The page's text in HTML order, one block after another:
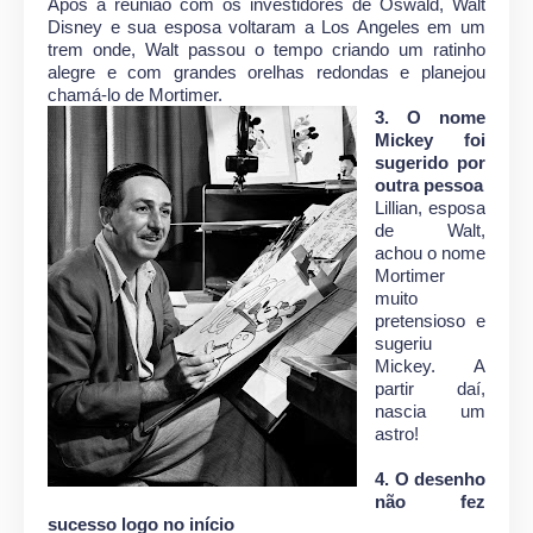
Após a reunião com os investidores de Oswald, Walt
Disney e sua esposa voltaram a Los Angeles em um
trem onde, Walt passou o tempo criando um ratinho
alegre e com grandes orelhas redondas e planejou
chamá-lo de Mortimer.
3. O nome
Mickey foi
sugerido por
outra pessoa
Lillian, esposa
de Walt,
achou o nome
Mortimer
muito
pretensioso e
sugeriu
Mickey. A
partir daí,
nascia um
astro!
4. O desenho
não fez
sucesso logo no início